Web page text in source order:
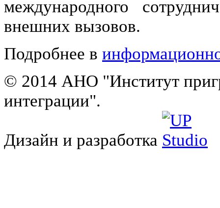
международного
внешних вызовов.
Подробнее в
© 2014 АНО "Институт
интеграции".
Дизайн и разработка